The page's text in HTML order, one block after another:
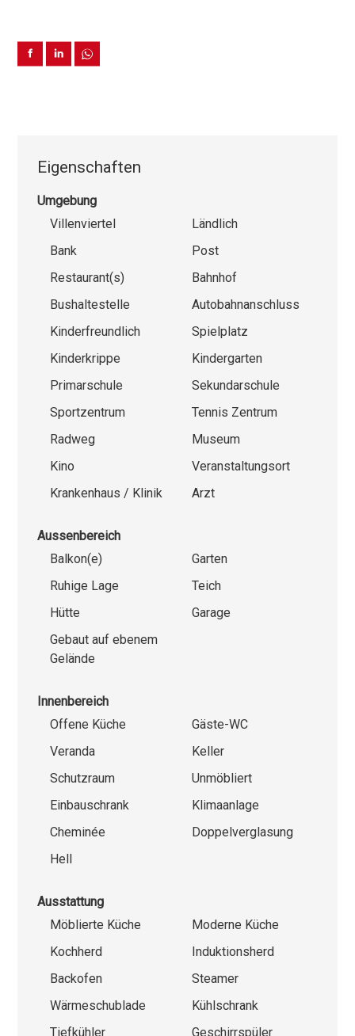
Eigenschaften
Umgebung
Villenviertel
Ländlich
Bank
Post
Restaurant(s)
Bahnhof
Bushaltestelle
Autobahnanschluss
Kinderfreundlich
Spielplatz
Kinderkrippe
Kindergarten
Primarschule
Sekundarschule
Sportzentrum
Tennis Zentrum
Radweg
Museum
Kino
Veranstaltungsort
Krankenhaus / Klinik
Arzt
Aussenbereich
Balkon(e)
Garten
Ruhige Lage
Teich
Hütte
Garage
Gebaut auf ebenem
Gelände
Innenbereich
Offene Küche
Gäste-WC
Veranda
Keller
Schutzraum
Unmöbliert
Einbauschrank
Klimaanlage
Cheminée
Doppelverglasung
Hell
Ausstattung
Möblierte Küche
Moderne Küche
Kochherd
Induktionsherd
Backofen
Steamer
Wärmeschublade
Kühlschrank
Tiefkühler
Geschirrspüler